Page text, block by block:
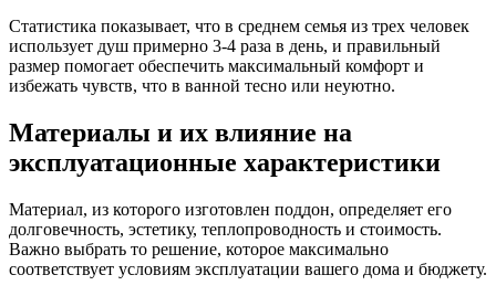
Статистика показывает, что в среднем семья из трех человек
использует душ примерно 3-4 раза в день, и правильный
размер помогает обеспечить максимальный комфорт и
избежать чувств, что в ванной тесно или неуютно.
Материалы и их влияние на
эксплуатационные характеристики
Материал, из которого изготовлен поддон, определяет его
долговечность, эстетику, теплопроводность и стоимость.
Важно выбрать то решение, которое максимально
соответствует условиям эксплуатации вашего дома и бюджету.